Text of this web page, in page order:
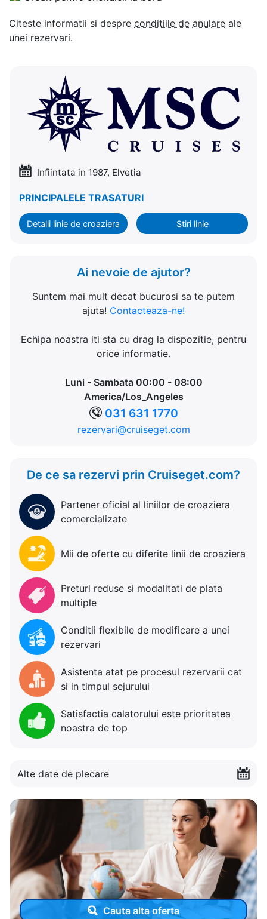
Citeste informatii si despre conditiile de anulare ale
unei rezervari.
Infiintata in 1987, Elvetia
PRINCIPALELE TRASATURI
Detalii linie de croaziera Stiri linie
Ai nevoie de ajutor?
Suntem mai mult decat bucurosi sa te putem
ajuta! Contacteaza-ne!
Echipa noastra iti sta cu drag la dispozitie, pentru
orice informatie.
Luni - Sambata 00:00 - 08:00
America/Los_Angeles
031 631 1770
rezervari@cruiseget.com
De ce sa rezervi prin Cruiseget.com?
Partener oficial al liniilor de croaziera
comercializate
Mii de oferte cu diferite linii de croaziera
Preturi reduse si modalitati de plata
multiple
Conditii flexibile de modificare a unei
rezervari
Asistenta atat pe procesul rezervarii cat
si in timpul sejurului
Satisfactia calatorului este prioritatea
noastra de top
Alte date de plecare
Cauta alta oferta